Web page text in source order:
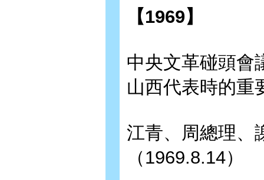
【1969】
中央文革碰頭會
山西代表時的重
江青、周總理、
（1969.8.14）